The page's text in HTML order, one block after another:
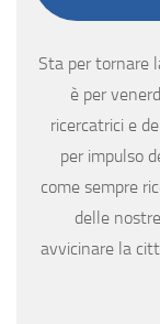
Sta per tornare
è per
ricercatrici e
per impulso
come sempre
delle
avvicinare la